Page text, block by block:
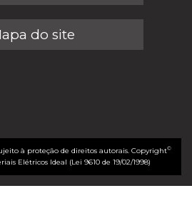
do site
à proteção de direitos autorais. Copyright©
Elétricos Ideal (Lei 9610 de 19/02/1998)